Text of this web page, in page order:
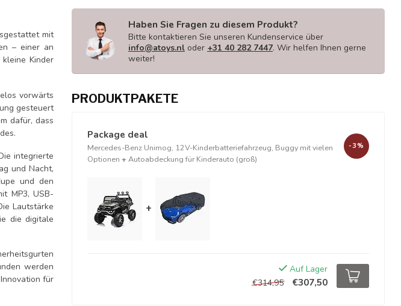
mit
– einer an
Kinder
vorwärts
gesteuert
dafür, dass
integrierte
und Nacht,
und den
MP3, USB-
Lautstärke
die digitale
werden
für
Haben Sie Fragen zu diesem Produkt?
Bitte kontaktieren Sie unseren Kundenservice über
info@atoys.nl oder +31 40 282 7447. Wir helfen Ihnen gerne
weiter!
PRODUKTPAKETE
Package deal
Mercedes-Benz Unimog, 12V-Kinderbatteriefahrzeug, Buggy mit vielen
Optionen + Autoabdeckung für Kinderauto (groß)
-3%
+
Auf Lager
€314,95
€307,50